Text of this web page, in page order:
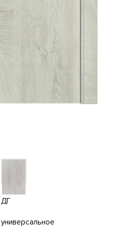
ДГ
универсальное